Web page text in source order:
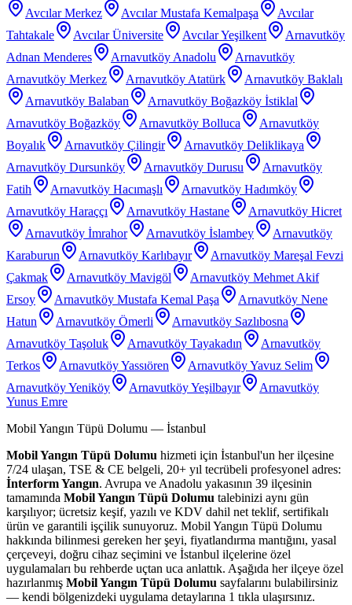
Avcılar Merkez Avcılar Mustafa Kemalpaşa
Avcılar
Tahtakale
Avcılar Üniversite Avcılar Yeşilkent
Arnavutköy
Adnan Menderes
Arnavutköy Anadolu
Arnavutköy
Arnavutköy Merkez
Arnavutköy Atatürk
Arnavutköy Baklalı
Arnavutköy Balaban
Arnavutköy Boğazköy İstiklal
Arnavutköy Boğazköy
Arnavutköy Bolluca
Arnavutköy
Boyalık
Arnavutköy Çilingir
Arnavutköy Deliklikaya
Arnavutköy Dursunköy
Arnavutköy Durusu
Arnavutköy
Fatih
Arnavutköy Hacımaşlı
Arnavutköy Hadımköy
Arnavutköy Haraççı
Arnavutköy Hastane
Arnavutköy Hicret
Arnavutköy İmrahor
Arnavutköy İslambey
Arnavutköy
Karaburun
Arnavutköy Karlıbayır
Arnavutköy Mareşal Fevzi
Çakmak
Arnavutköy Mavigöl
Arnavutköy Mehmet Akif
Ersoy
Arnavutköy Mustafa Kemal Paşa
Arnavutköy Nene
Hatun
Arnavutköy Ömerli
Arnavutköy Sazlıbosna
Arnavutköy Taşoluk
Arnavutköy Tayakadın
Arnavutköy
Terkos
Arnavutköy Yassıören
Arnavutköy Yavuz Selim
Arnavutköy Yeniköy
Arnavutköy Yeşilbayır
Arnavutköy
Yunus Emre
Mobil Yangın Tüpü Dolumu — İstanbul
Mobil Yangın Tüpü Dolumu hizmeti için İstanbul'un her ilçesine
7/24 ulaşan, TSE & CE belgeli, 20+ yıl tecrübeli profesyonel adres:
İnterform Yangın. Avrupa ve Anadolu yakasının 39 ilçesinin
tamamında Mobil Yangın Tüpü Dolumu talebinizi aynı gün
karşılıyor; ücretsiz keşif, yazılı ve KDV dahil net teklif, sertifikalı
ürün ve garantili işçilik sunuyoruz. Mobil Yangın Tüpü Dolumu
hakkında bilinmesi gereken her şeyi, fiyatlandırma mantığını, yasal
çerçeveyi, doğru cihaz seçimini ve İstanbul ilçelerine özel
uygulamaları bu rehberde uçtan uca anlattık. Aşağıda her ilçeye özel
hazırlanmış Mobil Yangın Tüpü Dolumu sayfalarını bulabilirsiniz
— kendi bölgenizdeki uygulama detaylarına 1 tıkla ulaşırsınız.